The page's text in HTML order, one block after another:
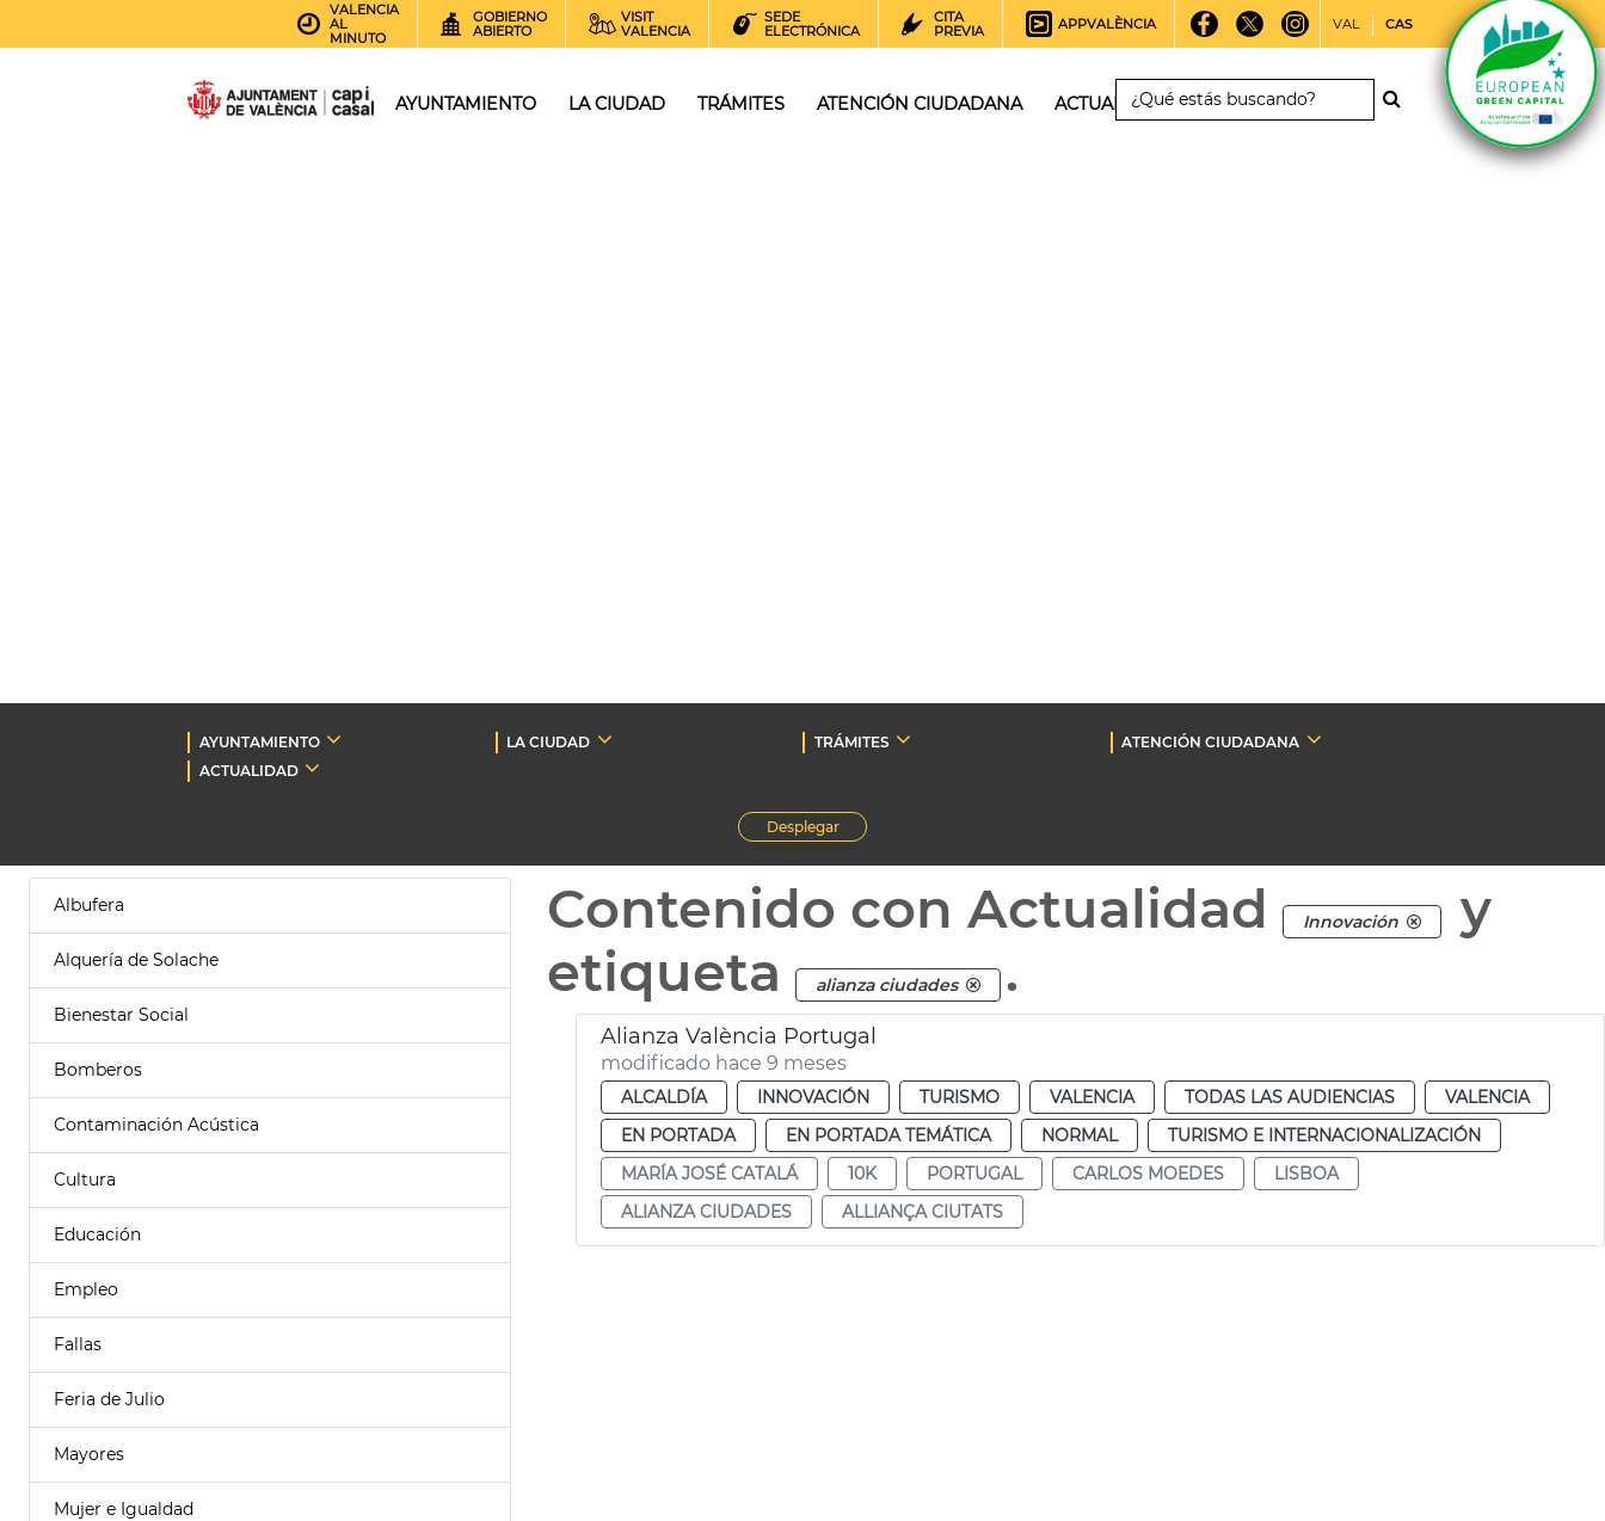
VALENCIA
AL
MINUTO
GOBIERNO
ABIERTO
VISIT
VALENCIA
SEDE
ELECTRÓNICA
CITA
PREVIA
APPVALÈNCIA VAL CAS
AYUNTAMIENTO LA CIUDAD TRÁMITES ATENCIÓN CIUDADANA ACTUALIDAD
AYUNTAMIENTO LA CIUDAD TRÁMITES
ATENCIÓN CIUDADANA
ACTUALIDAD
Desplegar
Albufera
Alquería de Solache
Bienestar Social
Bomberos
Contaminación Acústica
Cultura
Educación
Empleo
Fallas
Feria de Julio
Mayores
Mujer e Igualdad
Contenido con Actualidad Innovación
y
etiqueta
alianza ciudades .
Alianza València Portugal
modificado hace 9 meses
ALCALDÍA INNOVACIÓN TURISMO VALENCIA TODAS LAS AUDIENCIAS
VALENCIA
EN PORTADA
EN PORTADA TEMÁTICA NORMAL
TURISMO E INTERNACIONALIZACIÓN
MARÍA JOSÉ CATALÁ
10K PORTUGAL CARLOS MOEDES
LISBOA
ALIANZA CIUDADES
ALLIANÇA CIUTATS